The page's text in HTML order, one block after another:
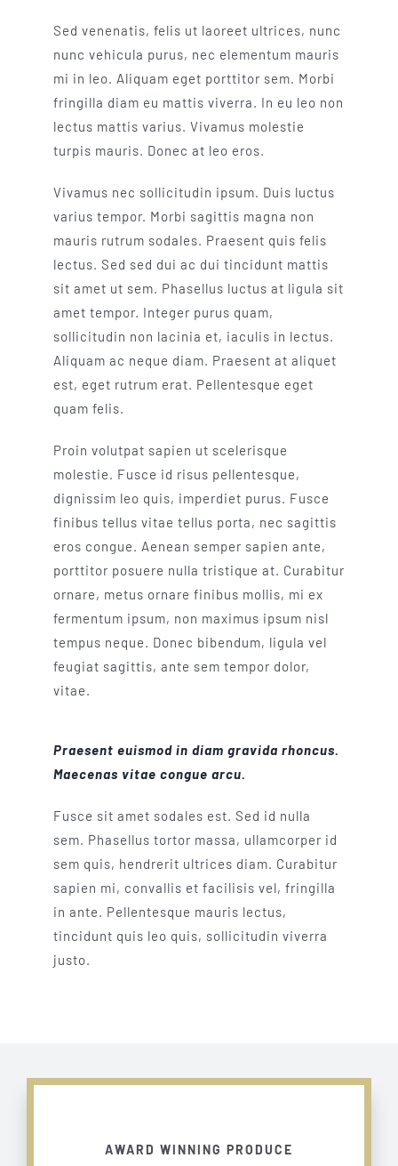
Sed venenatis, felis ut laoreet ultrices, nunc
nunc vehicula purus, nec elementum mauris
mi in leo. Aliquam eget porttitor sem. Morbi
fringilla diam eu mattis viverra. In eu leo non
lectus mattis varius. Vivamus molestie
turpis mauris. Donec at leo eros.
Vivamus nec sollicitudin ipsum. Duis luctus
varius tempor. Morbi sagittis magna non
mauris rutrum sodales. Praesent quis felis
lectus. Sed sed dui ac dui tincidunt mattis
sit amet ut sem. Phasellus luctus at ligula sit
amet tempor. Integer purus quam,
sollicitudin non lacinia et, iaculis in lectus.
Aliquam ac neque diam. Praesent at aliquet
est, eget rutrum erat. Pellentesque eget
quam felis.
Proin volutpat sapien ut scelerisque
molestie. Fusce id risus pellentesque,
dignissim leo quis, imperdiet purus. Fusce
finibus tellus vitae tellus porta, nec sagittis
eros congue. Aenean semper sapien ante,
porttitor posuere nulla tristique at. Curabitur
ornare, metus ornare finibus mollis, mi ex
fermentum ipsum, non maximus ipsum nisl
tempus neque. Donec bibendum, ligula vel
feugiat sagittis, ante sem tempor dolor,
vitae.
Praesent euismod in diam gravida rhoncus.
Maecenas vitae congue arcu.
Fusce sit amet sodales est. Sed id nulla
sem. Phasellus tortor massa, ullamcorper id
sem quis, hendrerit ultrices diam. Curabitur
sapien mi, convallis et facilisis vel, fringilla
in ante. Pellentesque mauris lectus,
tincidunt quis leo quis, sollicitudin viverra
justo.
AWARD WINNING PRODUCE